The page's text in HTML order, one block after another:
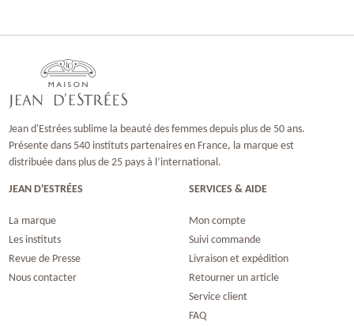
Jean d'Estrées sublime la beauté des femmes depuis plus de 50 ans.
Présente dans 540 instituts partenaires en France, la marque est
distribuée dans plus de 25 pays à l’international.
JEAN D'ESTRÉES
La marque
Les instituts
Revue de Presse
Nous contacter
SERVICES & AIDE
Mon compte
Suivi commande
Livraison et expédition
Retourner un article
Service client
FAQ